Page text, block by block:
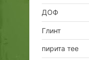
ДОФ
Глинт
пирита тее